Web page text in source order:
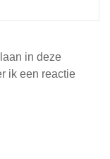
in deze
ik een reactie